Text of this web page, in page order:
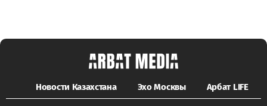
Новости Казахстана Эхо Москвы Арбат LIFE